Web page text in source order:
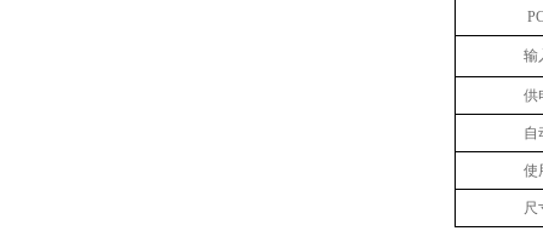
输
供
自
使
尺